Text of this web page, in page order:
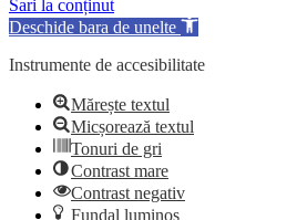
Sari la conținut
Deschide bara de unelte
Instrumente de accesibilitate
Mărește textul
Micșorează textul
Tonuri de gri
Contrast mare
Contrast negativ
Fundal luminos